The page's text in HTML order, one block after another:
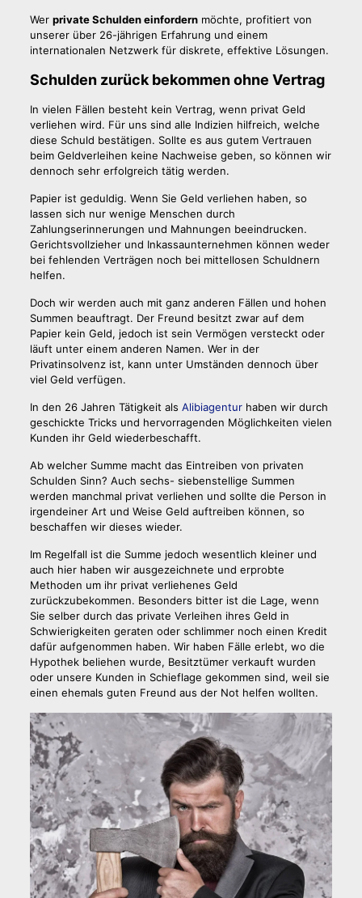
Wer private Schulden einfordernmöchte, profitiert von
unserer über 26-jährigen Erfahrung und einem
internationalen Netzwerk für diskrete, effektive Lösungen.
Schulden zurück bekommen ohne Vertrag
In vielen Fällen besteht kein Vertrag, wenn privat Geld
verliehen wird. Für uns sind alle Indizien hilfreich, welche
diese Schuld bestätigen. Sollte es aus gutem Vertrauen
beim Geldverleihen keine Nachweise geben, so können wir
dennoch sehr erfolgreich tätig werden.
Papier ist geduldig. Wenn Sie Geld verliehen haben, so
lassen sich nur wenige Menschen durch
Zahlungserinnerungen und Mahnungen beeindrucken.
Gerichtsvollzieher und Inkassaunternehmen können weder
bei fehlenden Verträgen noch bei mittellosen Schuldnern
helfen.
Doch wir werden auch mit ganz anderen Fällen und hohen
Summen beauftragt. Der Freund besitzt zwar auf dem
Papier kein Geld, jedoch ist sein Vermögen versteckt oder
läuft unter einem anderen Namen. Wer in der
Privatinsolvenz ist, kann unter Umständen dennoch über
viel Geld verfügen.
In den 26 Jahren Tätigkeit als Alibiagenturhaben wir durch
geschickte Tricks und hervorragenden Möglichkeiten vielen
Kunden ihr Geld wiederbeschafft.
Ab welcher Summe macht das Eintreiben von privaten
Schulden Sinn? Auch sechs- siebenstellige Summen
werden manchmal privat verliehen und sollte die Person in
irgendeiner Art und Weise Geld auftreiben können, so
beschaffen wir dieses wieder.
Im Regelfall ist die Summe jedoch wesentlich kleiner und
auch hier haben wir ausgezeichnete und erprobte
Methoden um ihr privat verliehenes Geld
zurückzubekommen. Besonders bitter ist die Lage, wenn
Sie selber durch das private Verleihen ihres Geld in
Schwierigkeiten geraten oder schlimmer noch einen Kredit
dafür aufgenommen haben. Wir haben Fälle erlebt, wo die
Hypothek beliehen wurde, Besitztümer verkauft wurden
oder unsere Kunden in Schieflage gekommen sind, weil sie
einen ehemals guten Freund aus der Not helfen wollten.